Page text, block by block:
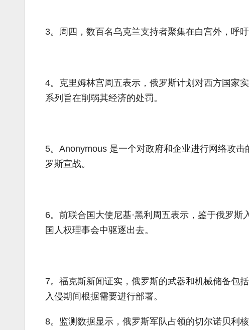
3。周四，数百名乌克兰支持者聚集在白宫外，呼
4。克里姆林宫周五表示，俄罗斯计划对西方国家
系列旨在削弱其经济的处罚。
5。Anonymous 是一个对政府和企业进行网络攻
罗斯宣战。
6。前联合国大使尼基·黑利周五表示，鉴于俄罗
国人权理事会中驱逐出去。
7。福克斯新闻证实，俄罗斯的武器和机械储备包
入侵期间根据需要进行部署。
8。监测数据显示，俄罗斯军队占领的切尔诺贝利